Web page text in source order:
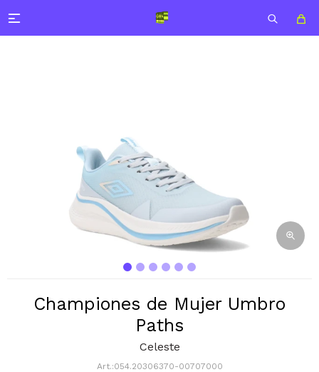

Championes de Mujer Umbro
Paths
Celeste
054.20306370-00707000